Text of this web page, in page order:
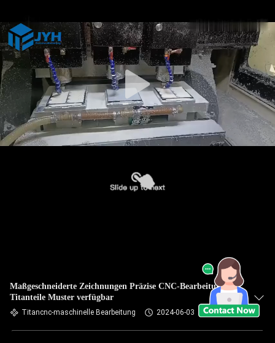
Maßgeschneiderte Zeichnungen Präzise CNC-Bearbeitung
Titanteile Muster verfügbar
Titancnc-maschinelle Bearbeitung 2024-06-03